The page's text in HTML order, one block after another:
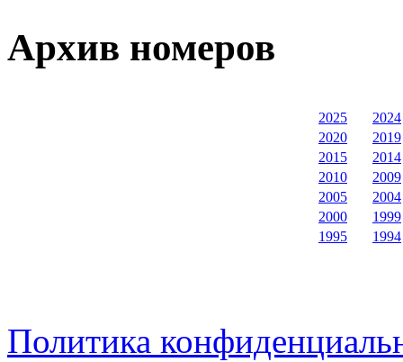
Архив номеров
2025
2024
2020
2019
2015
2014
2010
2009
2005
2004
2000
1999
1995
1994
Политика